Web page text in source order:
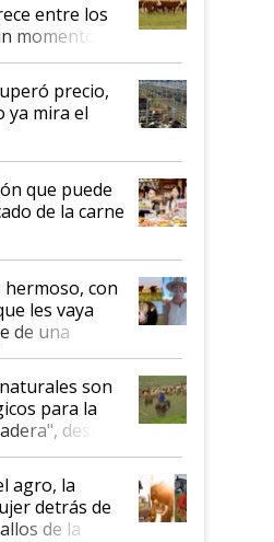
entre los
momento
actividad
precio,
ya mira el
que puede
de la carne
con
les vaya
de una
sobre las
se abren
con
son
para la
destaca
reúne a 46
en Argentina
agro, la
detrás de
de la